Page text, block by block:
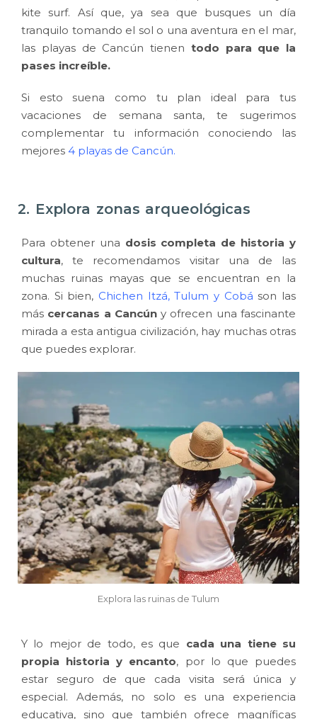
kite surf. Así que, ya sea que busques un día
tranquilo tomando el sol o una aventura en el mar,
las playas de Cancún tienen todo para que la
pases increíble.
Si esto suena como tu plan ideal para tus
vacaciones de semana santa, te sugerimos
complementar tu información conociendo las
mejores 4 playas de Cancún.
2. Explora zonas arqueológicas
Para obtener una dosis completa de historia y
cultura, te recomendamos visitar una de las
muchas ruinas mayas que se encuentran en la
zona. Si bien, Chichen Itzá,Tulum y Cobá son las
más cercanas a Cancúny ofrecen una fascinante
mirada a esta antigua civilización, hay muchas otras
que puedes explorar.
Explora las ruinas de Tulum
Y lo mejor de todo, es que cada una tiene su
propia historia y encanto, por lo que puedes
estar seguro de que cada visita será única y
especial. Además, no solo es una experiencia
educativa, sino que también ofrece magníficas